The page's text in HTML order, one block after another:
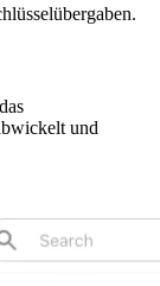
und